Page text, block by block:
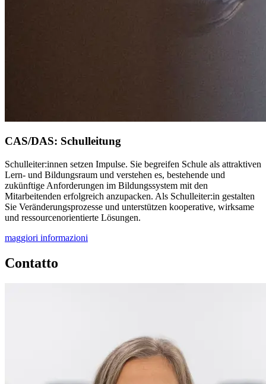
CAS/DAS: Schulleitung
Schulleiter:innen setzen Impulse. Sie begreifen Schule als attraktiven
Lern- und Bildungsraum und verstehen es, bestehende und
zukünftige Anforderungen im Bildungssystem mit den
Mitarbeitenden erfolgreich anzupacken. Als Schulleiter:in gestalten
Sie Veränderungsprozesse und unterstützen kooperative, wirksame
und ressourcenorientierte Lösungen.
maggiori informazioni
Contatto